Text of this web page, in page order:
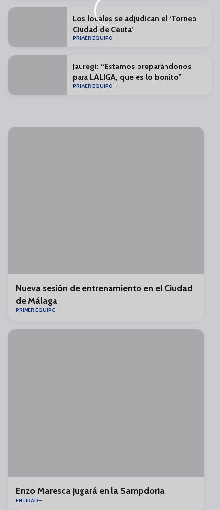
Los locales se adjudican el ‘Torneo
Ciudad de Ceuta’
PRIMER EQUIPO
Jauregi: “Estamos preparándonos
para LALIGA, que es lo bonito”
PRIMER EQUIPO
Nueva sesión de entrenamiento en el Ciudad
de Málaga
PRIMER EQUIPO
Enzo Maresca jugará en la Sampdoria
ENTIDAD